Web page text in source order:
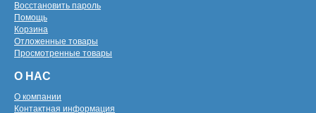
Восстановить пароль
Помощь
Корзина
Отложенные товары
Просмотренные товары
О НАС
О компании
Контактная информация